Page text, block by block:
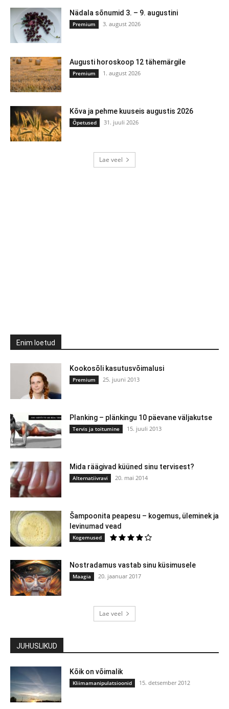
Nädala sõnumid 3. – 9. augustini
Premium 3. august 2026
Augusti horoskoop 12 tähemärgile
Premium 1. august 2026
Kõva ja pehme kuuseis augustis 2026
Õpetused 31. juuli 2026
Lae veel
Enim loetud
Kookosõli kasutusvõimalusi
Premium 25. juuni 2013
Planking – plänkingu 10 päevane väljakutse
Tervis ja toitumine 15. juuli 2013
Mida räägivad küüned sinu tervisest?
Alternatiivravi 20. mai 2014
Šampoonita peapesu – kogemus, üleminek ja
levinumad vead
Kogemused
Nostradamus vastab sinu küsimusele
Maagia 20. jaanuar 2017
Lae veel
JUHUSLIKUD
Kõik on võimalik
Kliimamanipulatsioonid 15. detsember 2012